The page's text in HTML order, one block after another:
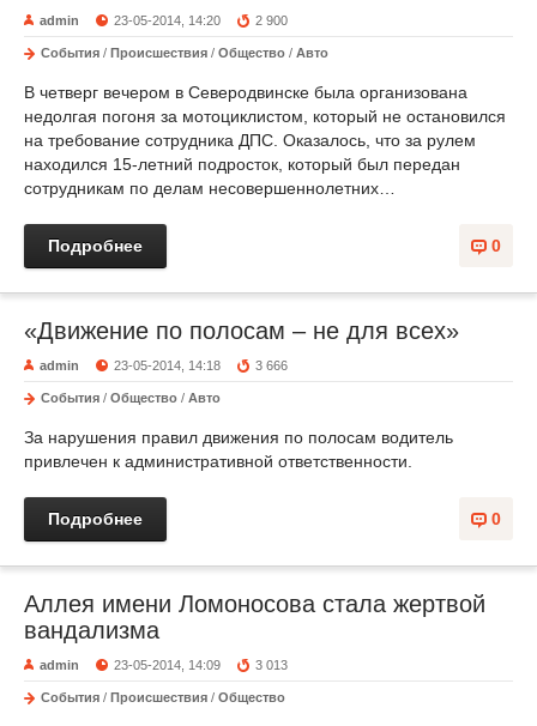
admin 23-05-2014, 14:20 2 900
События / Происшествия / Общество / Авто
В четверг вечером в Северодвинске была организована
недолгая погоня за мотоциклистом, который не остановился
на требование сотрудника ДПС. Оказалось, что за рулем
находился 15-летний подросток, который был передан
сотрудникам по делам несовершеннолетних…
0
Подробнее
«Движение по полосам – не для всех»
admin 23-05-2014, 14:18 3 666
События / Общество / Авто
За нарушения правил движения по полосам водитель
привлечен к административной ответственности.
0
Подробнее
Аллея имени Ломоносова стала жертвой
вандализма
admin 23-05-2014, 14:09 3 013
События / Происшествия / Общество